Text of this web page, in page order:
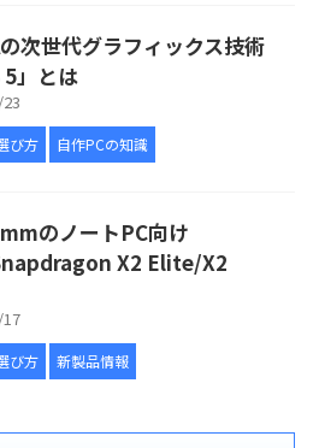
次世代グラフィックス技術
5」とは
び方 自作PCの知識
のノートPC向け
X2 Elite/X2
び方 新製品情報